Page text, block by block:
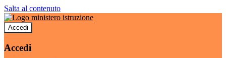
Salta al contenuto
Accedi
Accedi